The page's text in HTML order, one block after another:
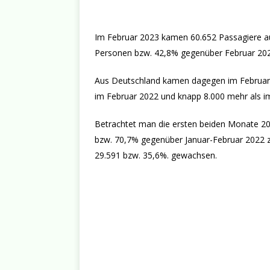
Im Februar 2023 kamen 60.652 Passagiere
Personen bzw. 42,8% gegenüber Februar
Aus Deutschland kamen dagegen im
im Februar 2022 und knapp 8.000 mehr als
Betrachtet man die ersten beiden Monate
bzw. 70,7% gegenüber Januar-Februar
29.591 bzw. 35,6%. gewachsen.